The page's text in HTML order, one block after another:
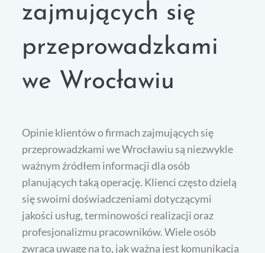
zajmujących się
przeprowadzkami
we Wrocławiu
Opinie klientów o firmach zajmujących się
przeprowadzkami we Wrocławiu są niezwykle
ważnym źródłem informacji dla osób
planujących taką operację. Klienci często dzielą
się swoimi doświadczeniami dotyczącymi
jakości usług, terminowości realizacji oraz
profesjonalizmu pracowników. Wiele osób
zwraca uwagę na to, jak ważna jest komunikacja